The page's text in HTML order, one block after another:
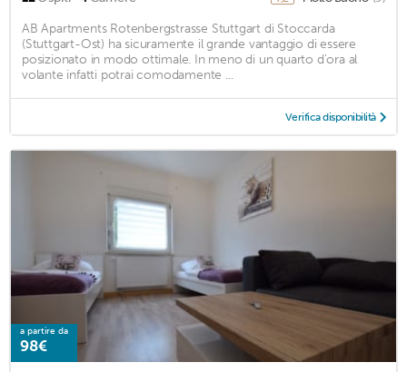
AB Apartments Rotenbergstrasse Stuttgart di Stoccarda
(Stuttgart-Ost) ha sicuramente il grande vantaggio di essere
posizionato in modo ottimale. In meno di un quarto d'ora al
volante infatti potrai comodamente ...
Verifica disponibilità
a partire da
98€